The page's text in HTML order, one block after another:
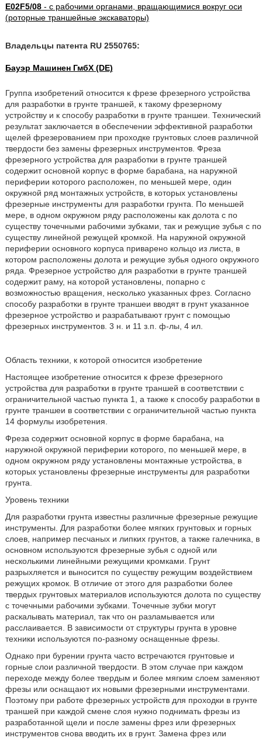
E02F5/08- с рабочими органами, вращающимися вокруг оси
(роторные траншейные экскаваторы)
Владельцы патента RU 2550765:
Бауэр Машинен ГмбХ (DE)
Группа изобретений относится к фрезе фрезерного устройства
для разработки в грунте траншей, к такому фрезерному
устройству и к способу разработки в грунте траншеи. Технический
результат заключается в обеспечении эффективной разработки
щелей фрезерованием при проходке грунтовых слоев различной
твердости без замены фрезерных инструментов. Фреза
фрезерного устройства для разработки в грунте траншей
содержит основной корпус в форме барабана, на наружной
периферии которого расположен, по меньшей мере, один
окружной ряд монтажных устройств, в которых установлены
фрезерные инструменты для разработки грунта. По меньшей
мере, в одном окружном ряду расположены как долота с по
существу точечными рабочими зубками, так и режущие зубья с по
существу линейной режущей кромкой. На наружной окружной
периферии основного корпуса приварено кольцо из листа, в
котором расположены долота и режущие зубья одного окружного
ряда. Фрезерное устройство для разработки в грунте траншей
содержит раму, на которой установлены, попарно с
возможностью вращения, несколько указанных фрез. Согласно
способу разработки в грунте траншеи вводят в грунт указанное
фрезерное устройство и разрабатывают грунт с помощью
фрезерных инструментов. 3 н. и 11 з.п. ф-лы, 4 ил.
Область техники, к которой относится изобретение
Настоящее изобретение относится к фрезе фрезерного
устройства для разработки в грунте траншей в соответствии с
ограничительной частью пункта 1, а также к способу разработки в
грунте траншеи в соответствии с ограничительной частью пункта
14 формулы изобретения.
Фреза содержит основной корпус в форме барабана, на
наружной окружной периферии которого, по меньшей мере, в
одном окружном ряду установлены монтажные устройства, в
которых установлены фрезерные инструменты для разработки
грунта.
Уровень техники
Для разработки грунта известны различные фрезерные режущие
инструменты. Для разработки более мягких грунтовых и горных
слоев, например песчаных и липких грунтов, а также галечника, в
основном используются фрезерные зубья с одной или
несколькими линейными режущими кромками. Грунт
разрыхляется и выносится по существу режущим воздействием
режущих кромок. В отличие от этого для разработки более
твердых грунтовых материалов используются долота по существу
с точечными рабочими зубками. Точечные зубки могут
раскалывать материал, так что он разламывается или
расслаивается. В зависимости от структуры грунта в уровне
техники используются по-разному оснащенные фрезы.
Однако при бурении грунта часто встречаются грунтовые и
горные слои различной твердости. В этом случае при каждом
переходе между более твердым и более мягким слоем заменяют
фрезы или оснащают их новыми фрезерными инструментами.
Поэтому при работе фрезерных устройств для проходки в грунте
траншей при каждой смене слоя нужно поднимать фрезы из
разработанной щели и после замены фрез или фрезерных
инструментов снова вводить их в грунт. Замена фрез или